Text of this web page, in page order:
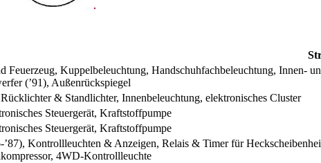
Feuerzeug, Kuppelbeleuchtung, Handschuhfachbeleuchtung, Innen-
(’91), Außenrückspiegel
& Standlichter, Innenbeleuchtung, elektronisches Cluster
Steuergerät, Kraftstoffpumpe
Steuergerät, Kraftstoffpumpe
’87), Kontrollleuchten & Anzeigen, Relais & Timer für
4WD-Kontrollleuchte